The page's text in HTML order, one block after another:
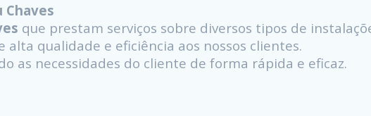
Chaves
que prestam serviços sobre diversos tipos de
alta qualidade e eficiência aos nossos clientes.
as necessidades do cliente de forma rápida e eficaz.